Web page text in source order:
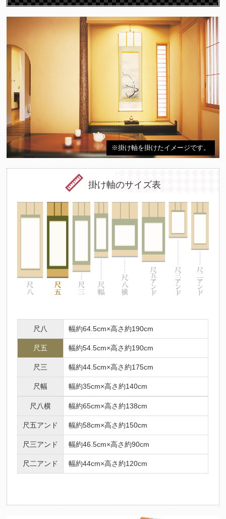
※掛け軸を掛けたイメージです。
掛け軸のサイズ表
尺八 幅約64.5cm×高さ約190cm
尺五 幅約54.5cm×高さ約190cm
尺三 幅約44.5cm×高さ約175cm
尺幅 幅約35cm×高さ約140cm
尺八横 幅約65cm×高さ約138cm
尺五アンド 幅約58cm×高さ約150cm
尺三アンド 幅約46.5cm×高さ約90cm
尺二アンド 幅約44cm×高さ約120cm